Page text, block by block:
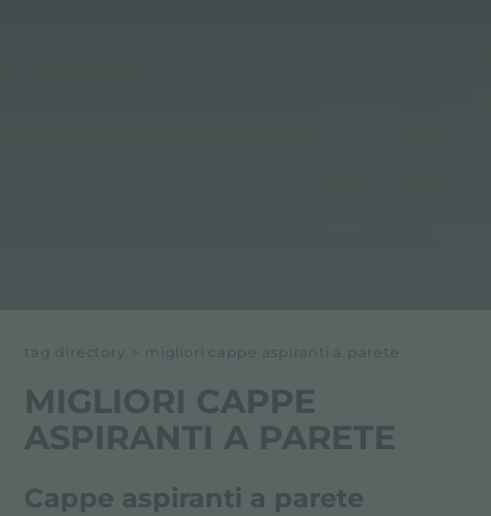
tag directory > migliori cappe aspiranti a parete
MIGLIORI CAPPE
ASPIRANTI A PARETE
Cappe aspiranti a parete